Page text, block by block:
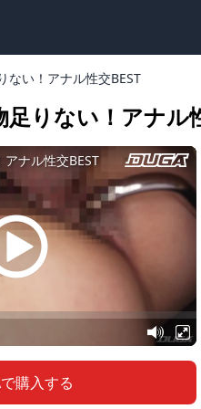
ない！アナル性交BEST
りない！アナル
購入する